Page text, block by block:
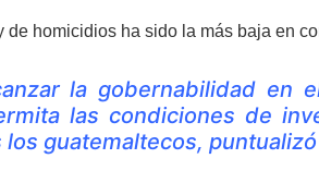
homicidios ha sido la más baja en
la gobernabilidad en
las condiciones de
guatemaltecos,